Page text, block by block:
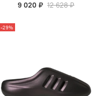
9 020 ₽ 12 628 ₽
-29%